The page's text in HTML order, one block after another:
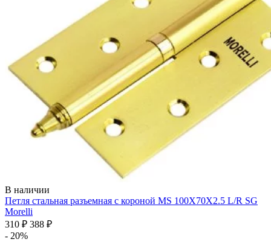
В наличии
Петля стальная разъемная с короной MS 100X70X2.5 L/R SG
Morelli
310 ₽ 388 ₽
- 20%